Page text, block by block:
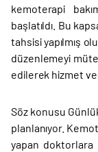
kemoterapi
başlatıldı. Bu
tahsisi yapılmış
düzenlemeyi
edilerek hizmet
Söz konusu
planlanıyor.
yapan doktorlara